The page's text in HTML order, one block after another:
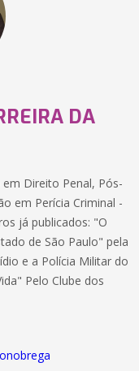
DA
Direito Penal, Pós-
em Perícia Criminal -
já publicados: "O
de São Paulo" pela
e a Polícia Militar do
Pelo Clube dos